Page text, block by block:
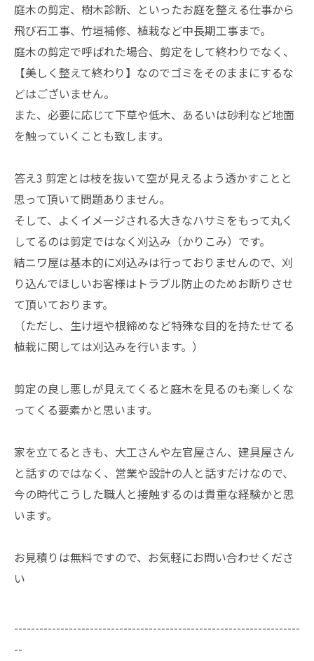
庭木の剪定、樹木診断、といったお庭を整える仕事から
飛び石工事、竹垣補修、植栽など中長期工事まで。
庭木の剪定で呼ばれた場合、剪定をして終わりでなく、
【美しく整えて終わり】なのでゴミをそのままにするな
どはございません。
また、必要に応じて下草や低木、あるいは砂利など地面
を触っていくことも致します。
答え3 剪定とは枝を抜いて空が見えるよう透かすことと
思って頂いて問題ありません。
そして、よくイメージされる大きなハサミをもって丸く
してるのは剪定ではなく刈込み（かりこみ）です。
結ニワ屋は基本的に刈込みは行っておりませんので、刈
り込んでほしいお客様はトラブル防止のためお断りさせ
て頂いております。
（ただし、生け垣や根締めなど特殊な目的を持たせてる
植栽に関しては刈込みを行います。）
剪定の良し悪しが見えてくると庭木を見るのも楽しくな
ってくる要素かと思います。
家を立てるときも、大工さんや左官屋さん、建具屋さん
と話すのではなく、営業や設計の人と話すだけなので、
今の時代こうした職人と接触するのは貴重な経験かと思
います。
お見積りは無料ですので、お気軽にお問い合わせくださ
い
--------------------------------------------------------------------
--